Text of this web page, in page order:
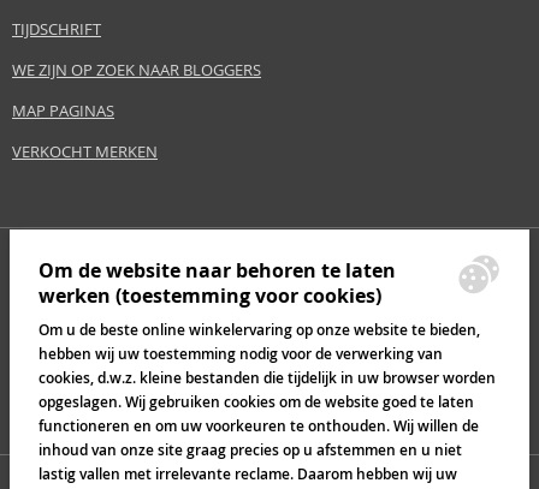
TIJDSCHRIFT
WE ZIJN OP ZOEK NAAR BLOGGERS
MAP PAGINAS
VERKOCHT MERKEN
Om de website naar behoren te laten
werken (toestemming voor cookies)
Om u de beste online winkelervaring op onze website te bieden,
hebben wij uw toestemming nodig voor de verwerking van
cookies, d.w.z. kleine bestanden die tijdelijk in uw browser worden
opgeslagen. Wij gebruiken cookies om de website goed te laten
functioneren en om uw voorkeuren te onthouden. Wij willen de
inhoud van onze site graag precies op u afstemmen en u niet
lastig vallen met irrelevante reclame. Daarom hebben wij uw